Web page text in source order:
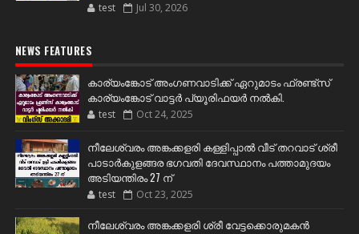
test Jul 30, 2026
NEWS FEATURES
കാര്യംങ്കോട് അംഗണവാടിക്ക് ഏറുമാടം ഫ്രണ്ട്സ്
കാര്യംങ്കോട് വാട്ടർ പ്യൂരിഫയർ നൽകി.
test Oct 24, 2025
നീലേശ്വരം അങ്കക്കളരി കള്ളിപ്പാൽ വീട് തറവാട് ശ്രീ
പാടാർകുളങ്ങര ഭഗവതി ദേവസ്ഥാനം പത്താമുദയം
അടിയന്തിരം 27 ന്
test Oct 23, 2025
നീലേശ്വരം അങ്കക്കളരി ശ്രീ വേട്ടക്കൊരുമകൻ